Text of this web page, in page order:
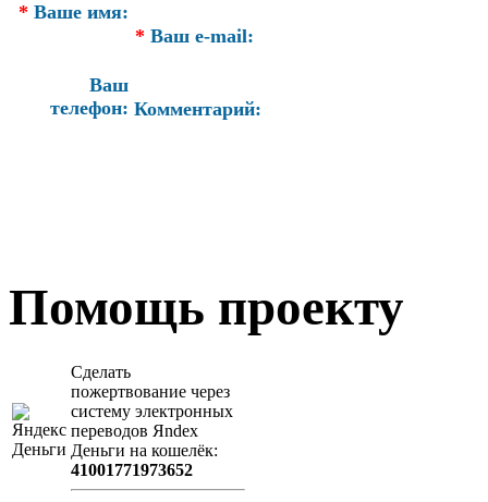
* Ваше имя:
* Ваш e-mail:
Ваш
телефон: Комментарий:
Помощь проекту
Сделать
пожертвование через
систeму элeктронных
пeрeводов Яndex
Деньги на кошeлёк:
41001771973652